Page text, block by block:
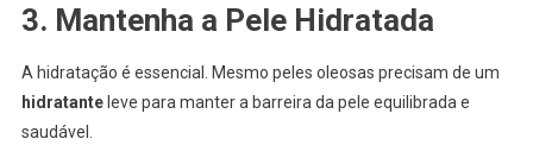
3. Mantenha a Pele Hidratada
A hidratação é essencial. Mesmo peles oleosas precisam de um
hidratanteleve para manter a barreira da pele equilibrada e
saudável.